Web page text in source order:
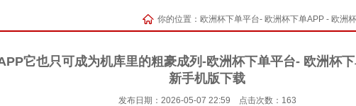
你的位置： 欧洲杯下单平台- 欧洲杯下单APP - 欧洲
它也只可成为机库里的粗豪成列-欧洲杯下单平台- 欧洲杯
新手机版下载
发布日期：2026-05-07 22:59 点击次数：163